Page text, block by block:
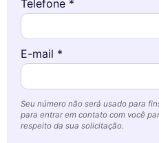
Telefone *
E-mail *
Seu número não será usado para
para entrar em contato com você
respeito da sua solicitação.